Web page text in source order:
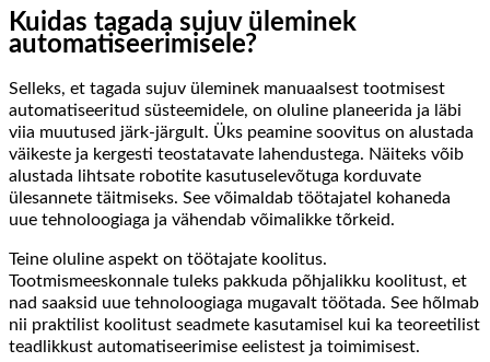
Kuidas tagada sujuv üleminek
automatiseerimisele?
Selleks, et tagada sujuv üleminek manuaalsest tootmisest
automatiseeritud süsteemidele, on oluline planeerida ja läbi
viia muutused järk-järgult. Üks peamine soovitus on alustada
väikeste ja kergesti teostatavate lahendustega. Näiteks võib
alustada lihtsate robotite kasutuselevõtuga korduvate
ülesannete täitmiseks. See võimaldab töötajatel kohaneda
uue tehnoloogiaga ja vähendab võimalikke tõrkeid.
Teine oluline aspekt on töötajate koolitus.
Tootmismeeskonnale tuleks pakkuda põhjalikku koolitust, et
nad saaksid uue tehnoloogiaga mugavalt töötada. See hõlmab
nii praktilist koolitust seadmete kasutamisel kui ka teoreetilist
teadlikkust automatiseerimise eelistest ja toimimisest.